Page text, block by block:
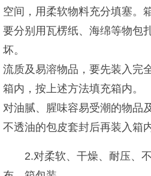
空间，用柔软物料充分填塞。
要分别用瓦楞纸、海绵等物包
坏。
流质及易溶物品，要先装入完
箱内，按上述方法填充箱内。
对油腻、腥味容易受潮的物品
不透油的包皮套封后再装入箱
2.对柔软、干燥、耐压、